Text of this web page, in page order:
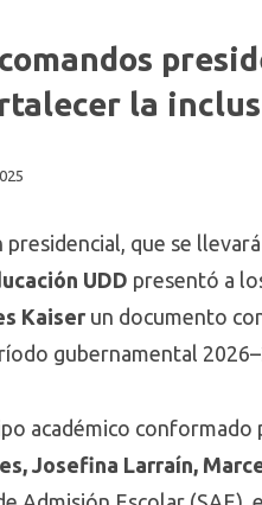
la
que se
UDD presentó a
Kaiser un documento
gubernamental
académico conformado
Josefina Larraín,